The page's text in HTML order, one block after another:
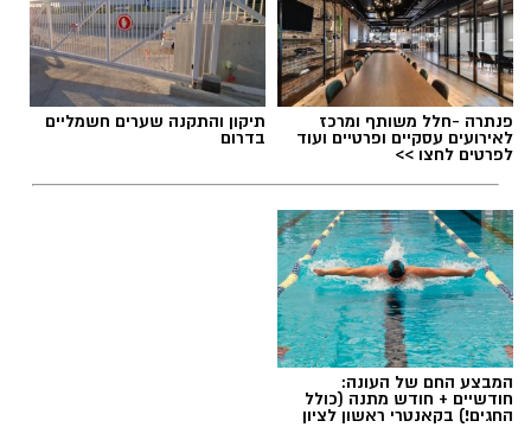
פנתרה -חלל משותף ומרכז
לאירועים עסקיים ופרטיים ועוד
לפרטים לחצו >>
תיקון והתקנה שערים חשמליים
בדרום
המבצע החם של העונה:
חודשיים + חודש מתנה (כולל
החגים!) בקאנטרי ראשון לציון